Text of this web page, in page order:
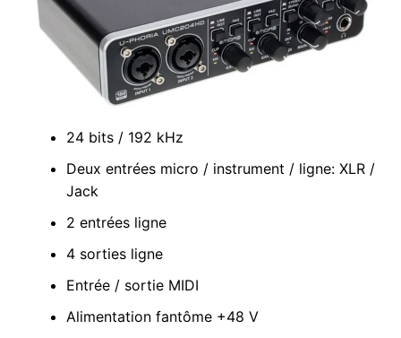
24 bits / 192 kHz
Deux entrées micro / instrument / ligne: XLR /
Jack
2 entrées ligne
4 sorties ligne
Entrée / sortie MIDI
Alimentation fantôme +48 V